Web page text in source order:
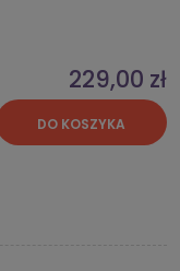
229,00 zł
DO KOSZYKA